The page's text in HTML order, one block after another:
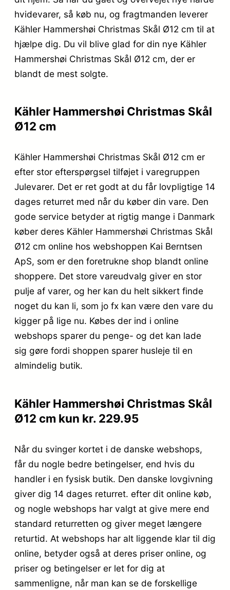
hvidevarer, så køb nu, og fragtmanden leverer
Kähler Hammershøi Christmas Skål Ø12 cm til at
hjælpe dig. Du vil blive glad for din nye Kähler
Hammershøi Christmas Skål Ø12 cm, der er
blandt de mest solgte.
Kähler Hammershøi Christmas Skål
Ø12 cm
Kähler Hammershøi Christmas Skål Ø12 cm er
efter stor efterspørgsel tilføjet i varegruppen
Julevarer. Det er ret godt at du får lovpligtige 14
dages returret med når du køber din vare. Den
gode service betyder at rigtig mange i Danmark
køber deres Kähler Hammershøi Christmas Skål
Ø12 cm online hos webshoppen Kai Berntsen
ApS, som er den foretrukne shop blandt online
shoppere. Det store vareudvalg giver en stor
pulje af varer, og her kan du helt sikkert finde
noget du kan li, som jo fx kan være den vare du
kigger på lige nu. Købes der ind i online
webshops sparer du penge- og det kan lade
sig gøre fordi shoppen sparer husleje til en
almindelig butik.
Kähler Hammershøi Christmas Skål
Ø12 cm kun kr. 229.95
Når du svinger kortet i de danske webshops,
får du nogle bedre betingelser, end hvis du
handler i en fysisk butik. Den danske lovgivning
giver dig 14 dages returret. efter dit online køb,
og nogle webshops har valgt at give mere end
standard returretten og giver meget længere
returtid. At webshops har alt liggende klar til dig
online, betyder også at deres priser online, og
priser og betingelser er let for dig at
sammenligne, når man kan se de forskellige